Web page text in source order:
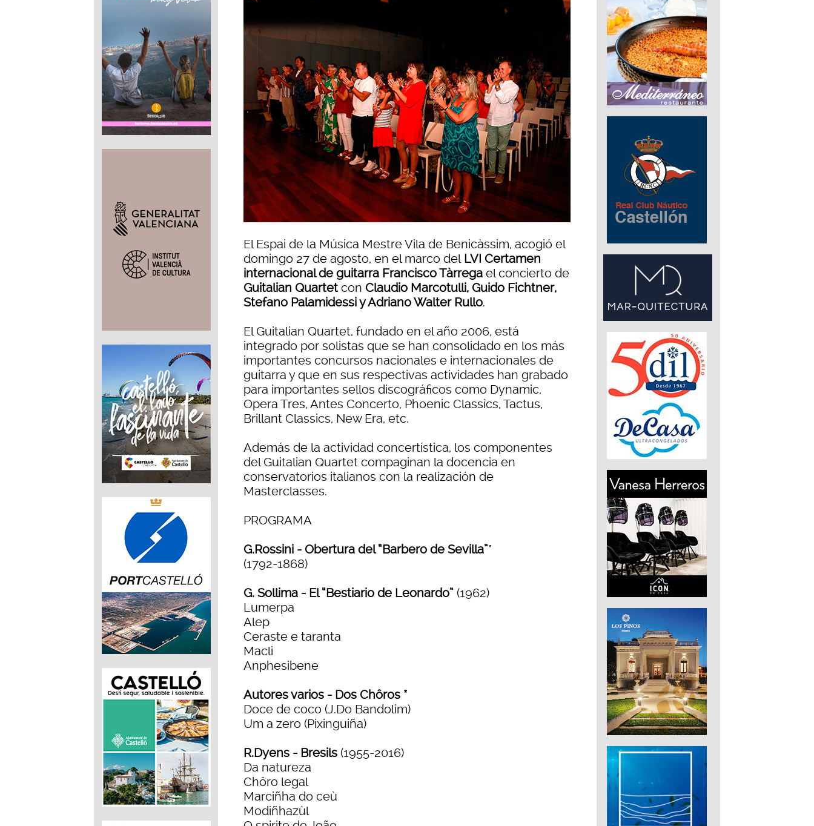
El Espai de la Música Mestre Vila de Benicàssim, acogió el
domingo 27 de agosto, en el marco delLVI Certamen
internacional de guitarra Francisco Tàrrega el concierto de
Guitalian Quartetcon Claudio Marcotulli, Guido Fichtner,
Stefano Palamidessi y Adriano Walter Rullo.
El Guitalian Quartet, fundado en el año 2006, está
integrado por solistas que se han consolidado en los más
importantes concursos nacionales e internacionales de
guitarra y que en sus respectivas actividades han grabado
para importantes sellos discográficos como Dynamic,
Opera Tres, Antes Concerto, Phoenic Classics, Tactus,
Brillant Classics, New Era, etc.
Además de la actividad concertística, los componentes
del Guitalian Quartet compaginan la docencia en
conservatorios italianos con la realización de
Masterclasses.
PROGRAMA
G.Rossini - Obertura del “Barbero de Sevilla”*
(1792-1868)
G. Sollima - El “Bestiario de Leonardo” (1962)
Lumerpa
Alep
Ceraste e taranta
Macli
Anphesibene
Autores varios - Dos Chôros *
Doce de coco (J.Do Bandolim)
Um a zero (Pixinguiña)
R.Dyens - Bresils (1955-2016)
Da natureza
Chôro legal
Marciñha do ceù
Modiñhazùl